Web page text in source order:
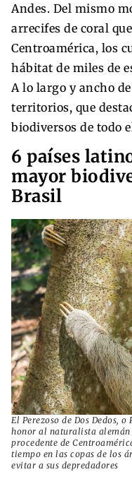
Andes. Del mismo
arrecifes de coral
Centroamérica, los
hábitat de miles de
A lo largo y ancho
territorios, que
biodiversos de todo
6 países
mayor
Brasil
El Perezoso de Dos Dedos,
honor al naturalista
procedente de
tiempo en las copas de los
evitar a sus depredadores